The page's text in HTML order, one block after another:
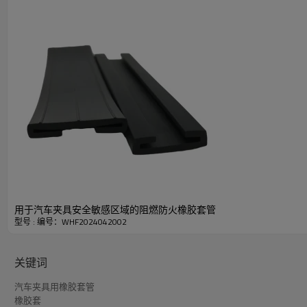
用于汽车夹具安全敏感区域的阻燃防火橡胶套管
型号 : 编号：WHF2024042002
关键词
汽车夹具用橡胶套管
橡胶套